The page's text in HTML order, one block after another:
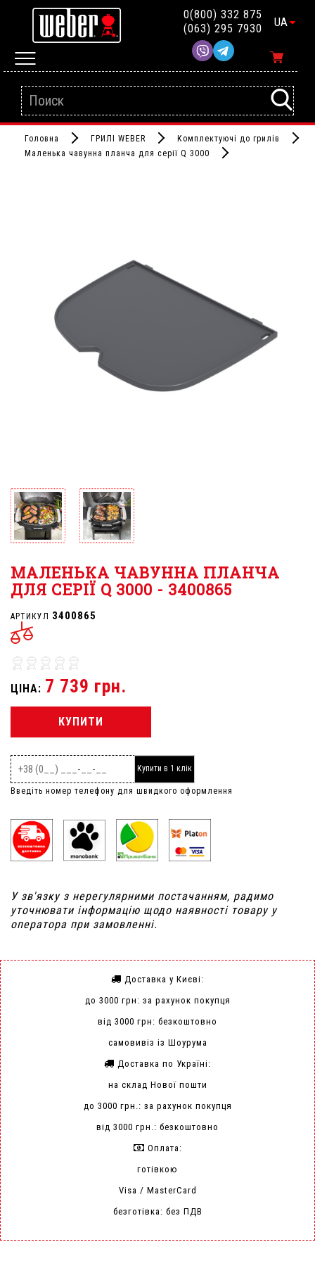
0(800) 332 875
(063) 295 7930
UA
Головна ГРИЛІ WEBER
Комплектуючі до грилів
Маленька чавунна планча для серії Q 3000
МАЛЕНЬКА ЧАВУННА ПЛАНЧА
ДЛЯ СЕРІЇ Q 3000 - 3400865
АРТИКУЛ 3400865
ЦІНА: 7 739 грн.
КУПИТИ
Купити в 1 клік
Введіть номер телефону для швидкого оформлення
У зв'язку з нерегулярними постачанням, радимо
уточнювати інформацію щодо наявності товару у
оператора при замовленні.
Доставка у Києві:
до 3000 грн: за рахунок покупця
від 3000 грн: безкоштовно
самовивіз із Шоурума
Доставка по Україні:
на склад Нової пошти
до 3000 грн.: за рахунок покупця
від 3000 грн.: безкоштовно
Оплата:
готівкою
Visa / MasterCard
безготівка: без ПДВ